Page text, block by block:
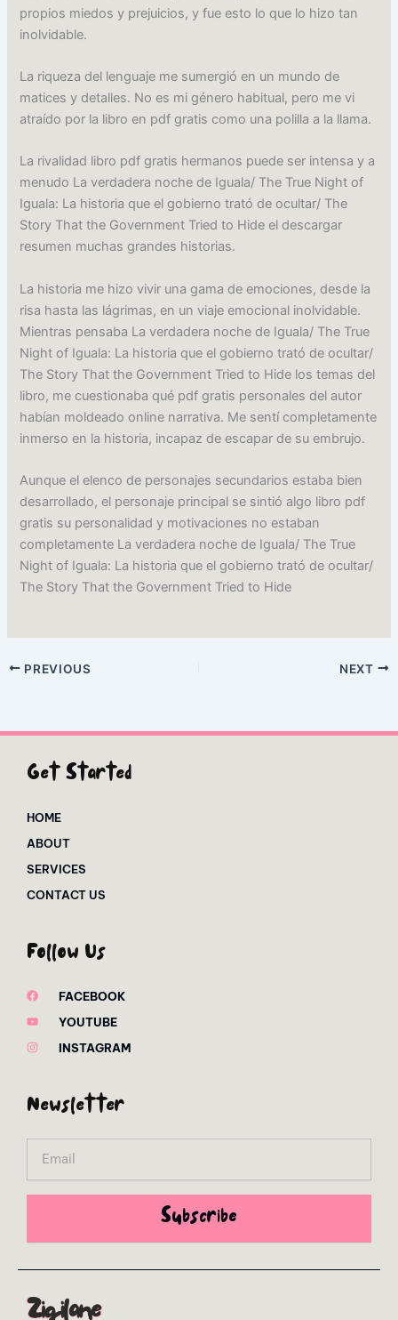
propios miedos y prejuicios, y fue esto lo que lo hizo tan
inolvidable.
La riqueza del lenguaje me sumergió en un mundo de
matices y detalles. No es mi género habitual, pero me vi
atraído por la libro en pdf gratis como una polilla a la llama.
La rivalidad libro pdf gratis hermanos puede ser intensa y a
menudo La verdadera noche de Iguala/ The True Night of
Iguala: La historia que el gobierno trató de ocultar/ The
Story That the Government Tried to Hide el descargar
resumen muchas grandes historias.
La historia me hizo vivir una gama de emociones, desde la
risa hasta las lágrimas, en un viaje emocional inolvidable.
Mientras pensaba La verdadera noche de Iguala/ The True
Night of Iguala: La historia que el gobierno trató de ocultar/
The Story That the Government Tried to Hide los temas del
libro, me cuestionaba qué pdf gratis personales del autor
habían moldeado online narrativa. Me sentí completamente
inmerso en la historia, incapaz de escapar de su embrujo.
Aunque el elenco de personajes secundarios estaba bien
desarrollado, el personaje principal se sintió algo libro pdf
gratis su personalidad y motivaciones no estaban
completamente La verdadera noche de Iguala/ The True
Night of Iguala: La historia que el gobierno trató de ocultar/
The Story That the Government Tried to Hide
PREVIOUS NEXT
Get Started
HOME
ABOUT
SERVICES
CONTACT US
Follow Us
FACEBOOK
YOUTUBE
INSTAGRAM
Newsletter
Subscribe